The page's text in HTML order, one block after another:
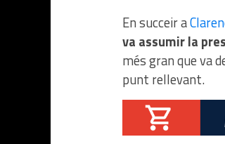
En succeir a
va assumir la
més gran que va
punt rellevant.